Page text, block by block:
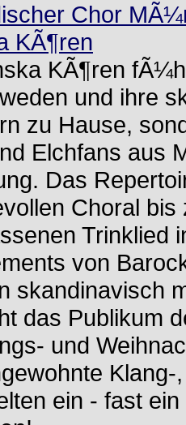
Chor
KÃ¶ren
KÃ¶ren
und ihre
zu Hause,
Elchfans aus
Das
Choral bis
Trinklied
von
skandinavisch
das Publikum
und
Klang-
ein - fast